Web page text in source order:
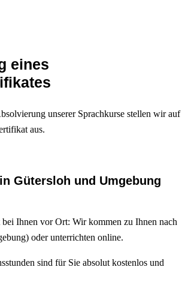
eines
unserer Sprachkurse stellen wir auf
aus.
Gütersloh und Umgebung
bei Ihnen vor Ort: Wir kommen zu Ihnen nach
oder unterrichten online.
sind für Sie absolut kostenlos und